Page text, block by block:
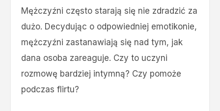
Mężczyźni często starają się nie zdradzić za
dużo. Decydując o odpowiedniej emotikonie,
mężczyźni zastanawiają się nad tym, jak
dana osoba zareaguje. Czy to uczyni
rozmowę bardziej intymną? Czy pomoże
podczas flirtu?